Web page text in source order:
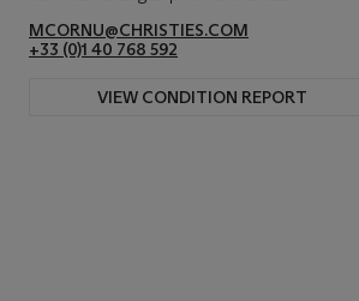
MCORNU@CHRISTIES.COM
+33 (0)1 40 768 592
VIEW CONDITION REPORT